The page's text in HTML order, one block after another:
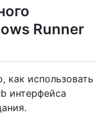
Runner
использовать
интерфейса